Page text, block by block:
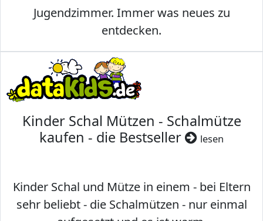
Jugendzimmer. Immer was neues zu
entdecken.
Kinder Schal Mützen - Schalmütze
kaufen - die Bestseller
lesen
Kinder Schal und Mütze in einem - bei Eltern
sehr beliebt - die Schalmützen - nur einmal